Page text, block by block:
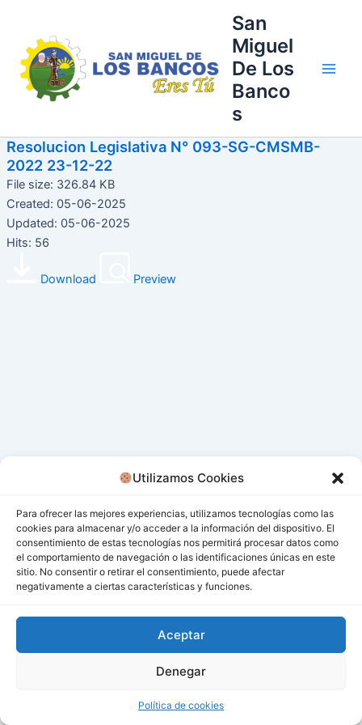
Utilizamos Cookies
Para ofrecer las mejores experiencias, utilizamos tecnologías como las
cookies para almacenar y/o acceder a la información del dispositivo. El
consentimiento de estas tecnologías nos permitirá procesar datos como
el comportamiento de navegación o las identificaciones únicas en este
sitio. No consentir o retirar el consentimiento, puede afectar
negativamente a ciertas características y funciones.
Aceptar
Denegar
Política de cookies
contenido
San
Miguel
De Los
Banco
s
Resolucion Legislativa N° 093-SG-CMSMB-
2022 23-12-22
File size: 326.84 KB
Created: 05-06-2025
Updated: 05-06-2025
Hits: 56
Download Preview
Todos los derechos © 2026 San Miguel De Los Bancos |